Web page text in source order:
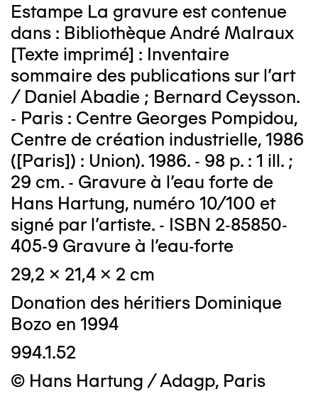
Estampe La gravure est contenue
dans : Bibliothèque André Malraux
[Texte imprimé] : Inventaire
sommaire des publications sur l'art
/ Daniel Abadie ; Bernard Ceysson.
- Paris : Centre Georges Pompidou,
Centre de création industrielle, 1986
([Paris]) : Union). 1986. - 98 p. : 1 ill. ;
29 cm. - Gravure à l'eau forte de
Hans Hartung, numéro 10/100 et
signé par l'artiste. - ISBN 2-85850-
405-9 Gravure à l'eau-forte
29,2 x 21,4 x 2 cm
Donation des héritiers Dominique
Bozo en 1994
994.1.52
© Hans Hartung / Adagp, Paris